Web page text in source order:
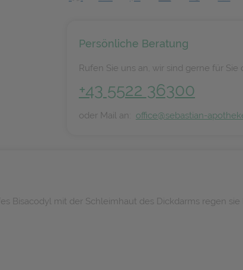
Persönliche Beratung
Rufen Sie uns an, wir sind gerne für Sie
+43 5522 36300
oder Mail an: office@sebastian-
Bisacodyl mit der Schleimhaut des Dickdarms regen sie